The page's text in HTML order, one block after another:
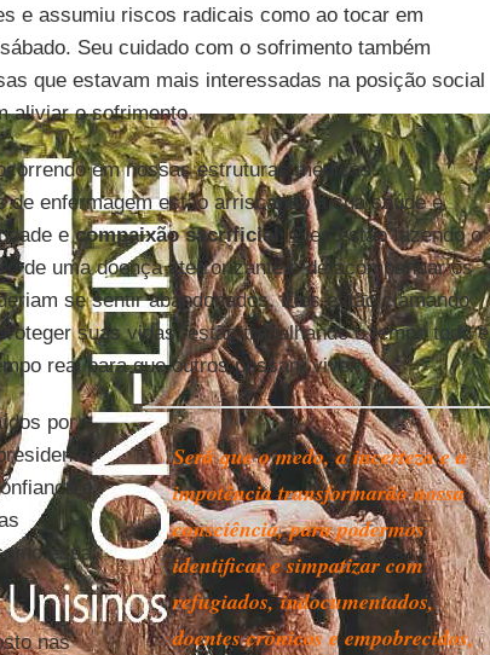
e assumiu riscos radicais como ao tocar em
Seu cuidado com o sofrimento também
que estavam mais interessadas na posição social
aliviar o sofrimento.
em nossas estruturas médicas.
enfermagem estão arriscando a sua saúde e
ecompaixão sacrificial . Eles estão fazendo o
de uma doença aterrorizante e de acompanhar os
se sentir abandonados. Eles estão clamando
suas vidas; estão trabalhando o tempo todo e
real para que outros possam viver.
Será que o medo, a incerteza e a
impotência transformarão nossa
consciência, para podermos
identificar e simpatizar com
refugiados, indocumentados,
doentes crônicos e empobrecidos,
por
e
essa
nas